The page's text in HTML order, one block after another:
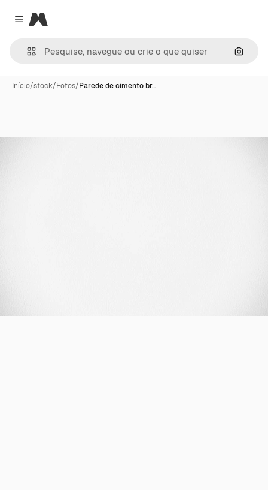
Close menu
Magnific
Início/stock/Fotos/Parede de cimento br…